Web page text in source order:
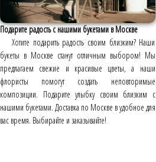
Подарите радость с нашими букетами в Москве
Хотите подарить радость своим близким? Наши
букеты в Москве станут отличным выбором! Мы
предлагаем свежие и красивые цветы, а наши
флористы помогут создать неповторимые
композиции. Подарите улыбку своим близким с
нашими букетами. Доставка по Москве в удобное для
вас время. Выбирайте и заказывайте!